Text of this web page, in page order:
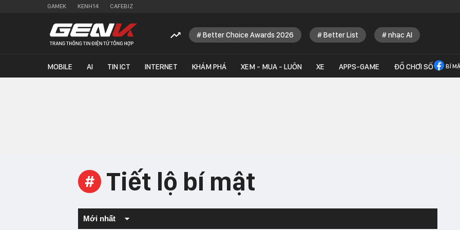
GAMEK KENH14 CAFEBIZ
Better Choice Awards 2026 Better List nhạc AI
MOBILE AI TIN ICT INTERNET KHÁM PHÁ XEM - MUA - LUÔN XE APPS-GAME ĐỒ CHƠI SỐ BÍ
# Tiết lộ bí mật
Mới nhất